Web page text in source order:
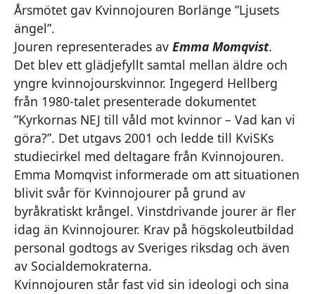
Årsmötet gav Kvinnojouren Borlänge ”Ljusets
ängel”.
Jouren representerades av Emma Momqvist.
Det blev ett glädjefyllt samtal mellan äldre och
yngre kvinnojourskvinnor. Ingegerd Hellberg
från 1980-talet presenterade dokumentet
”Kyrkornas NEJ till våld mot kvinnor – Vad kan vi
göra?”. Det utgavs 2001 och ledde till KviSKs
studiecirkel med deltagare från Kvinnojouren.
Emma Momqvist informerade om att situationen
blivit svår för Kvinnojourer på grund av
byråkratiskt krångel. Vinstdrivande jourer är fler
idag än Kvinnojourer. Krav på högskoleutbildad
personal godtogs av Sveriges riksdag och även
av Socialdemokraterna.
Kvinnojouren står fast vid sin ideologi och sina